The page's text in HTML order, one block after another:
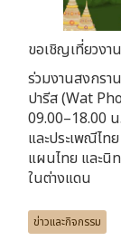
ขอเชิญเที่ยวงา
ร่วมงานสงกร
ปารีส (Wat
09.00–18.00
และประเพณีไ
แผนไทย และนิ
ในต่างแดน
ข่าวและกิจกรรม